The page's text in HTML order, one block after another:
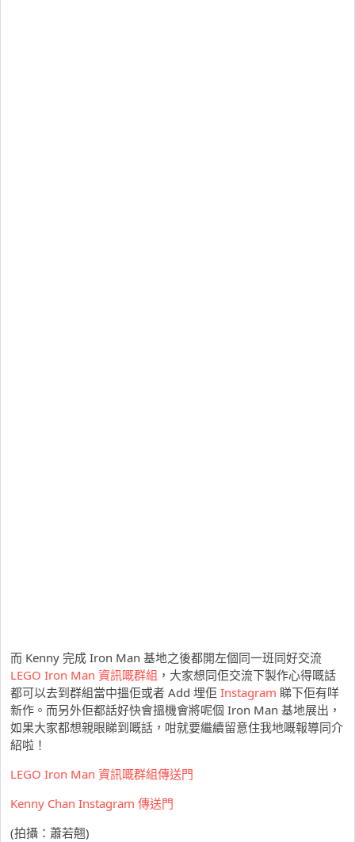
而 Kenny 完成 Iron Man 基地之後都開左個同一班同好交流
LEGO Iron Man 資訊嘅群組 ，大家想同佢交流下製作心得嘅話
都可以去到群組當中搵佢或者 Add 埋佢 Instagram 睇下佢有咩
新作。而另外佢都話好快會搵機會將呢個 Iron Man 基地展出，
如果大家都想親眼睇到嘅話，咁就要繼續留意住我地嘅報導同介
紹啦！
LEGO Iron Man 資訊嘅群組傳送門
Kenny Chan Instagram 傳送門
(拍攝：蕭若翹)